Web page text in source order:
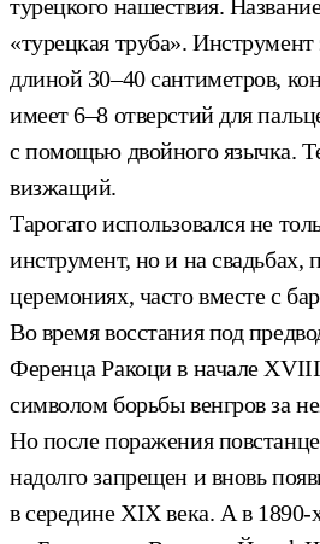
турецкого нашествия.
«турецкая труба».
длиной 30–40 сантиметров,
имеет 6–8 отверстий для
с помощью двойного язычка.
визжащий.
Тарогато использовался не
инструмент, но и на свадьбах,
церемониях, часто вместе с
Во время восстания под
Ференца Ракоци в начале XVIII
символом борьбы венгров за
Но после поражения
надолго запрещен и вновь
в середине XIX века. А в 1890-